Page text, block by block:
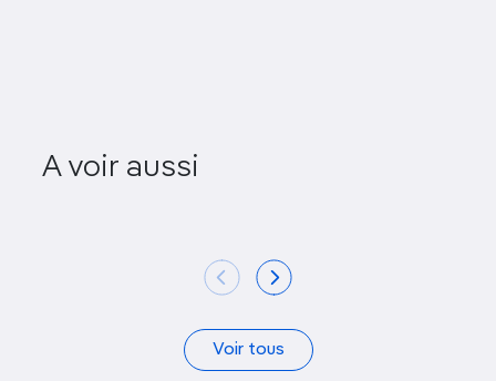
A voir aussi
Royal Canadian Mint
Voir tous